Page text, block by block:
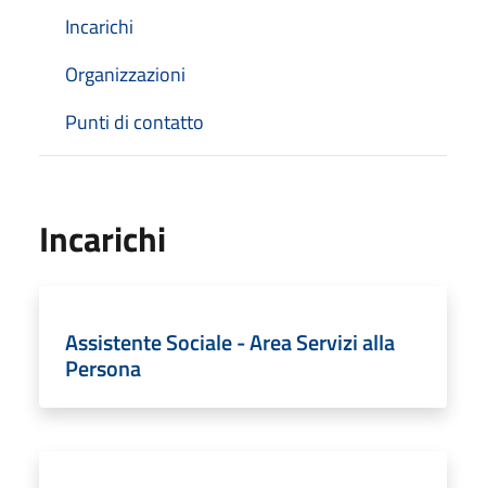
Incarichi
Organizzazioni
Punti di contatto
Incarichi
Assistente Sociale - Area Servizi alla
Persona